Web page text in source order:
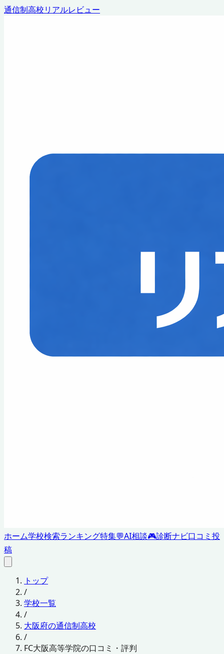
通信制高校リアルレビュー
ホーム学校検索ランキング特集💬AI相談🎮診断ナビ口コミ投
稿
トップ
/
学校一覧
/
大阪府の通信制高校
/
FC大阪高等学院の口コミ・評判